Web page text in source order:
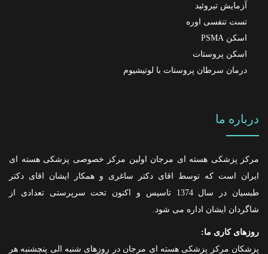
آزمایش تیروئید
تست تنفسی اوره
اسکن PSMA
اسکن پروستات
درمان سرطان پروستات با لوتیشیوم
درباره ما
مرکز پزشکی هسته ای مرجان اولین مرکز خصوصی پزشکی هسته ای
ایران است که توسط اقای دکتر ساغری و همکار ایشان اقای دکتر
طبسیان در سال 1374 تاسیس و اکنون تحت سرپرستی تعدادی از
شاگردان ایشان اداره می شود.
روزهای کاری ما:
پزشکان مرکز پزشکی هسته ای مرجان در روزهای شنبه الی پنچشنبه هر